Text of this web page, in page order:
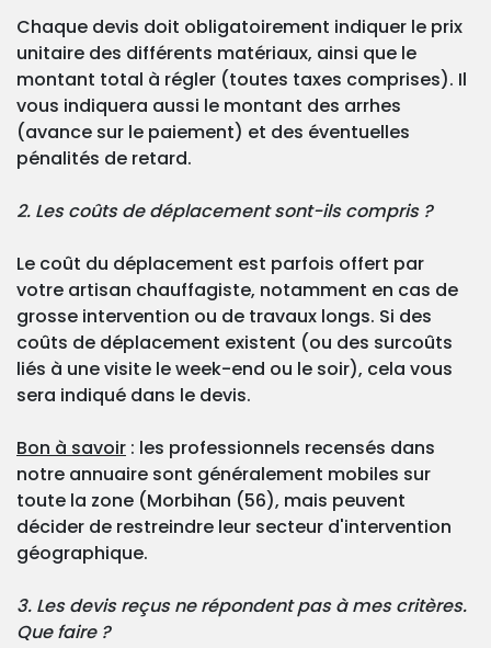
Chaque devis doit obligatoirement indiquer le prix
unitaire des différents matériaux, ainsi que le
montant total à régler (toutes taxes comprises). Il
vous indiquera aussi le montant des arrhes
(avance sur le paiement) et des éventuelles
pénalités de retard.
2. Les coûts de déplacement sont-ils compris ?
Le coût du déplacement est parfois offert par
votre artisan chauffagiste, notamment en cas de
grosse intervention ou de travaux longs. Si des
coûts de déplacement existent (ou des surcoûts
liés à une visite le week-end ou le soir), cela vous
sera indiqué dans le devis.
Bon à savoir : les professionnels recensés dans
notre annuaire sont généralement mobiles sur
toute la zone (Morbihan (56), mais peuvent
décider de restreindre leur secteur d'intervention
géographique.
3. Les devis reçus ne répondent pas à mes critères.
Que faire ?